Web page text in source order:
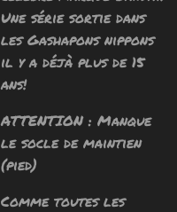
Une série sortie dans
les Gashapons nippons
il y a déjà plus de 15
ans!
ATTENTION : Manque
le socle de maintien
(pied)
Comme toutes les